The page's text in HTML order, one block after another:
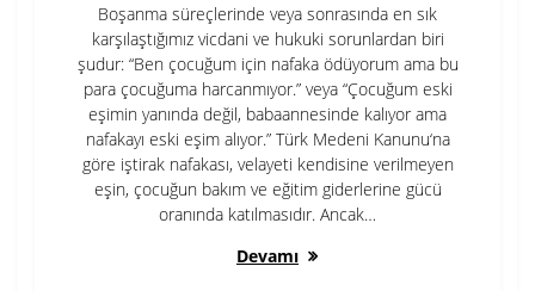
Boşanma süreçlerinde veya sonrasında en sık
karşılaştığımız vicdani ve hukuki sorunlardan biri
şudur: “Ben çocuğum için nafaka ödüyorum ama bu
para çocuğuma harcanmıyor.” veya “Çocuğum eski
eşimin yanında değil, babaannesinde kalıyor ama
nafakayı eski eşim alıyor.” Türk Medeni Kanunu‘na
göre iştirak nafakası, velayeti kendisine verilmeyen
eşin, çocuğun bakım ve eğitim giderlerine gücü
oranında katılmasıdır. Ancak…
Devamı